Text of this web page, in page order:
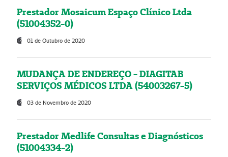
Prestador Mosaicum Espaço Clínico Ltda
(51004352-0)
01 de Outubro de 2020
MUDANÇA DE ENDEREÇO - DIAGITAB
SERVIÇOS MÉDICOS LTDA (54003267-5)
03 de Novembro de 2020
Prestador Medlife Consultas e Diagnósticos
(51004334-2)